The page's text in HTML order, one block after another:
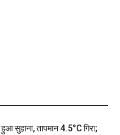
हुआ सुहाना, तापमान 4.5°C गिरा;